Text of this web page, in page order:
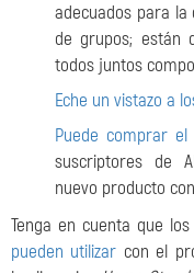
adecuados para
de grupos; están
todos juntos
Eche un vistazo a
Puede comprar
suscriptores de
nuevo producto
Tenga en cuenta que
pueden utilizar con el